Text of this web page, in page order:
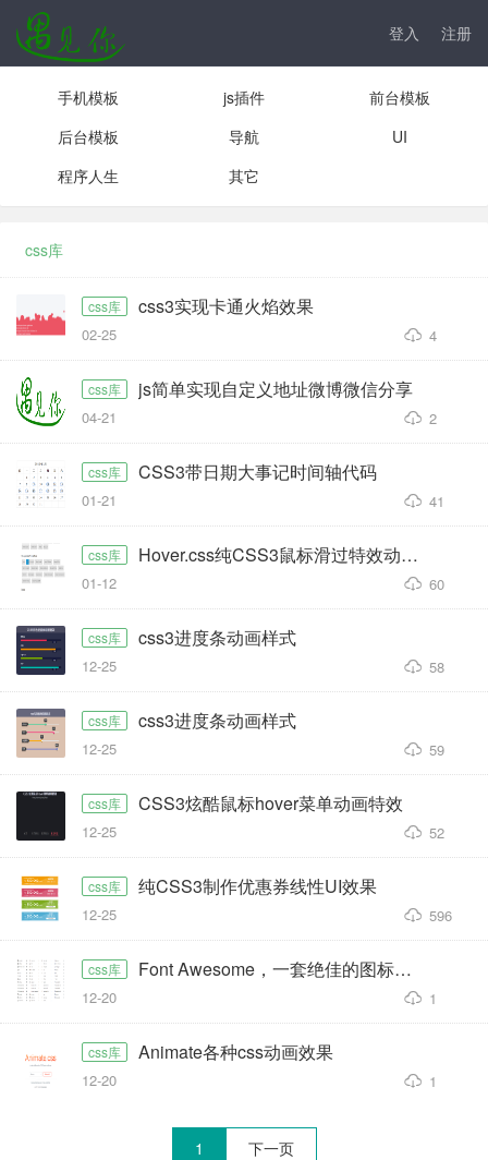
登入 注册
手机模板 js插件
前台模板
后台模板
导航
UI
程序人生
其它
css库
css库 css3实现卡通火焰效果
02-25 4
css库 js简单实现自定义地址微博微信分享
04-21 2
css库 CSS3带日期大事记时间轴代码
01-21 41
css库 Hover.css纯CSS3鼠标滑过特效动画库
01-12 60
css库 css3进度条动画样式
12-25 58
css库 css3进度条动画样式
12-25 59
css库 CSS3炫酷鼠标hover菜单动画特效
12-25 52
css库 纯CSS3制作优惠券线性UI效果
12-25 596
css库 Font Awesome，一套绝佳的图标字体库和CSS框架
12-20 1
css库 Animate各种css动画效果
12-20 1
1 下一页